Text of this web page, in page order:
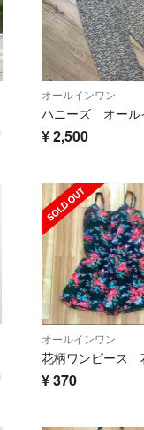
オールインワン
¥2,500
オールインワン
¥370